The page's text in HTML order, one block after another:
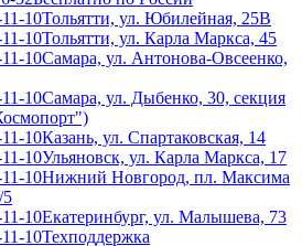
10Тольятти, ул. Юбилейная, 25В
10Тольятти, ул. Карла Маркса, 45
10Самара, ул. Антонова-Овсеенко,
10Самара, ул. Дыбенко, 30, секция
10Казань, ул. Спартаковская, 14
10Ульяновск, ул. Карла Маркса, 17
10Нижний Новгород, пл. Максима
5
10Екатеринбург, ул. Малышева, 73
10Техподдержка